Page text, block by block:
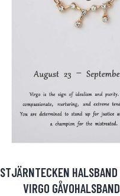
STJÄRNTECKEN
VIRGO